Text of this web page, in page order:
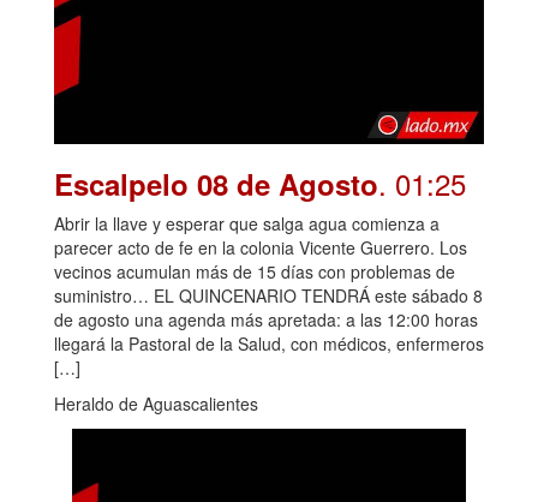
Escalpelo 08 de Agosto. 01:25
Abrir la llave y esperar que salga agua comienza a
parecer acto de fe en la colonia Vicente Guerrero. Los
vecinos acumulan más de 15 días con problemas de
suministro… EL QUINCENARIO TENDRÁ este sábado 8
de agosto una agenda más apretada: a las 12:00 horas
llegará la Pastoral de la Salud, con médicos, enfermeros
[…]
Heraldo de Aguascalientes